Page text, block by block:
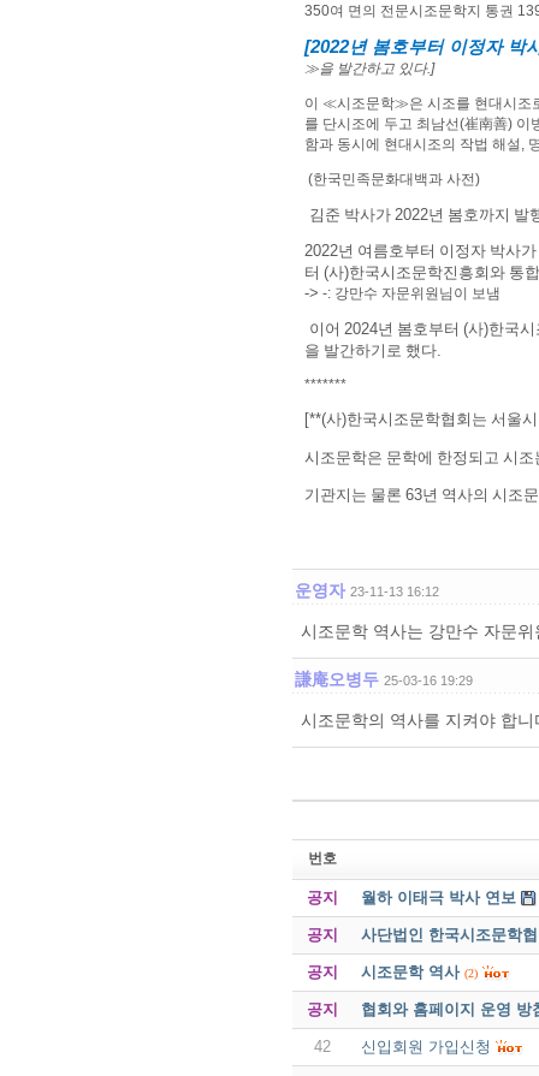
350여 면의 전문시조문학지 통권
[2022년 봄호부터 이정자 박
≫을 발간하고 있다.]
이 ≪시조문학≫은 시조를 현대시조
를 단시조에 두고 최남선(崔南善) 이
함과 동시에 현대시조의 작법 해설 ,
(한국민족문화대백과 사전)
김준 박사가 2022년 봄호까지 발
2022년 여름호부터 이정자 박사
터 (사)한국시조문학진흥회와 통
-> -: 강만수 자문위원님이 보냄
이어 2024년 봄호부터 (사)한국
을 발간하기로 했다
*******
[**(사)한국시조문학협회는 서울
시조문학은 문학에 한정되고 시
기관지는 물론 63년 역사의 시조
운영자 23-11-13 16:12
시조문학 역사는 강만수 자문
謙庵오병두 25-03-16 19:29
시조문학의 역사를 지켜야 합니
번호
공지 월하 이태극 박사 연보
공지 사단법인 한국시조문학
공지 시조문학 역사 (2)
공지 협회와 홈페이지 운영 방
42 신입회원 가입신청